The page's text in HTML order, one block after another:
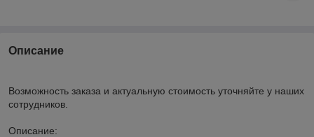
Описание
Возможность заказа и актуальную стоимость уточняйте у наших
сотрудников.
Описание: